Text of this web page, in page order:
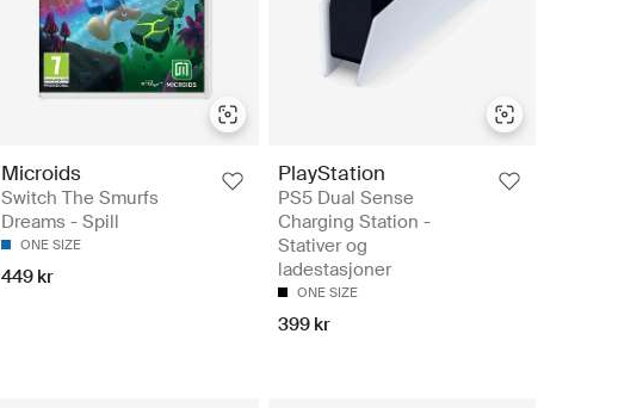
Microids
Switch The Smurfs
Dreams - Spill
ONE SIZE
449 kr
PlayStation
PS5 Dual Sense
Charging Station -
Stativer og
ladestasjoner
ONE SIZE
399 kr